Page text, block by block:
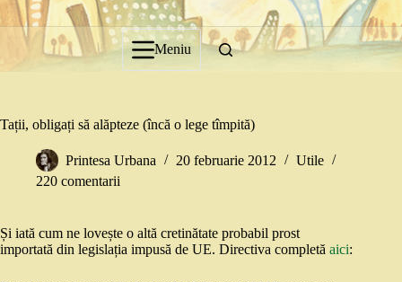
Meniu
Tații, obligați să alăpteze (încă o lege tîmpită)
Printesa Urbana 20 februarie 2012
Utile
220 comentarii
Și iată cum ne lovește o altă cretinătate probabil prost
importată din legislația impusă de UE. Directiva completă aici: